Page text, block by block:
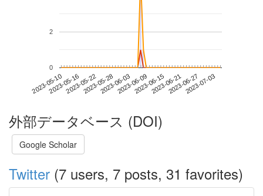
2023-05-102023-05-162023-05-222023-05-282023-06-032023-06-092023-06-152023-06-212023-06-272023-07-03
0
2
外部データベース (DOI)
Google Scholar
Twitter (7 users, 7 posts, 31 favorites)